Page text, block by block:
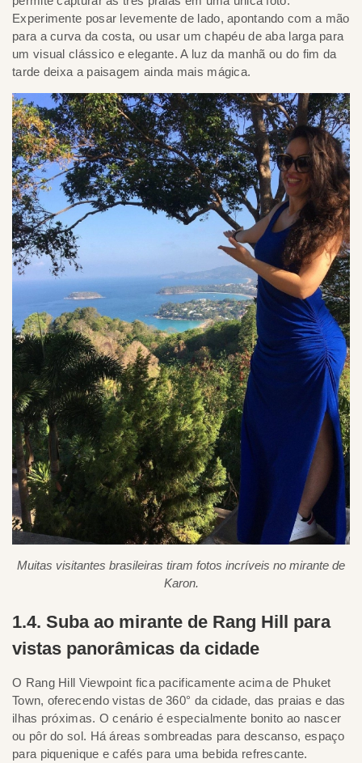
Experimente posar levemente de lado, apontando com a mão
para a curva da costa, ou usar um chapéu de aba larga para
um visual clássico e elegante. A luz da manhã ou do fim da
tarde deixa a paisagem ainda mais mágica.
Muitas visitantes brasileiras tiram fotos incríveis no mirante de
Karon.
1.4. Suba ao mirante de Rang Hill para
vistas panorâmicas da cidade
O Rang Hill Viewpoint fica pacificamente acima de Phuket
Town, oferecendo vistas de 360° da cidade, das praias e das
ilhas próximas. O cenário é especialmente bonito ao nascer
ou pôr do sol. Há áreas sombreadas para descanso, espaço
para piquenique e cafés para uma bebida refrescante.